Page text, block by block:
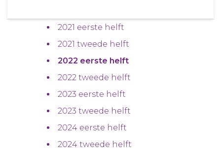
2021 eerste helft
2021 tweede helft
2022 eerste helft
2022 tweede helft
2023 eerste helft
2023 tweede helft
2024 eerste helft
2024 tweede helft